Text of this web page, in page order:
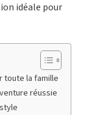
idéale pour
toute la famille
réussie